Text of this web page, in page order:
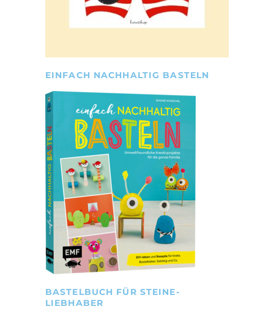
EINFACH NACHHALTIG BASTELN
BASTELBUCH FÜR STEINE-
LIEBHABER